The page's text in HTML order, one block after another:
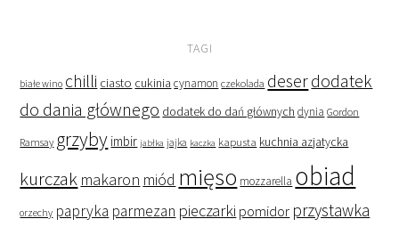
TAGI
białe wino chilli ciasto cukinia cynamon czekolada deserdodatek
do dania głównego dodatek do dań głównych dynia Gordon
Ramsay grzyby imbir jabłka jajka kaczka kapusta kuchnia azjatycka
kurczak makaron miód mięso mozzarella obiad
orzechy papryka parmezan pieczarki pomidor przystawka